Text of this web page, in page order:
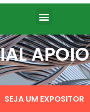
APOIO
SEJA UM EXPOSITOR